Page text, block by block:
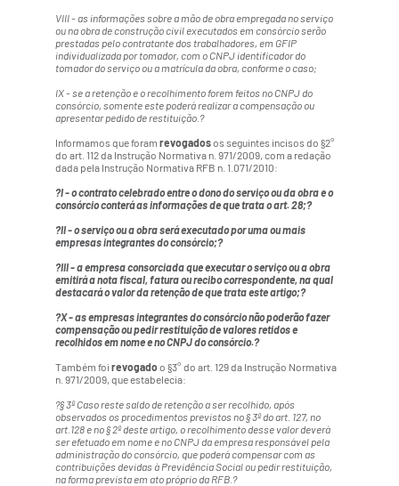
VIII - as informações sobre a mão de obra empregada no serviço
ou na obra de construção civil executados em consórcio serão
prestadas pelo contratante dos trabalhadores, em GFIP
individualizada por tomador, com o CNPJ identificador do
tomador do serviço ou a matrícula da obra, conforme o caso;
IX - se a retenção e o recolhimento forem feitos no CNPJ do
consórcio, somente este poderá realizar a compensação ou
apresentar pedido de restituição.?
Informamos que foramrevogadosos seguintes incisos do §2°
do art. 112 da Instrução Normativa n. 971/2009, com a redação
dada pela Instrução Normativa RFB n. 1.071/2010:
?I - o contrato celebrado entre o dono do serviço ou da obra e o
consórcio conterá as informações de que trata o art. 28;?
?II - o serviço ou a obra será executado por uma ou mais
empresas integrantes do consórcio;?
?III - a empresa consorciada que executar o serviço ou a obra
emitirá a nota fiscal, fatura ou recibo correspondente, na qual
destacará o valor da retenção de que trata este artigo;?
?X - as empresas integrantes do consórcio não poderão fazer
compensação ou pedir restituição de valores retidos e
recolhidos em nome e no CNPJ do consórcio.?
Também foirevogadoo §3° do art. 129 da Instrução Normativa
n. 971/2009, que estabelecia:
?§ 3º Caso reste saldo de retenção a ser recolhido, após
observados os procedimentos previstos no § 3º do art. 127, no
art.128 e no § 2º deste artigo, o recolhimento desse valor deverá
ser efetuado em nome e no CNPJ da empresa responsável pela
administração do consórcio, que poderá compensar com as
contribuições devidas à Previdência Social ou pedir restituição,
na forma prevista em ato próprio da RFB.?